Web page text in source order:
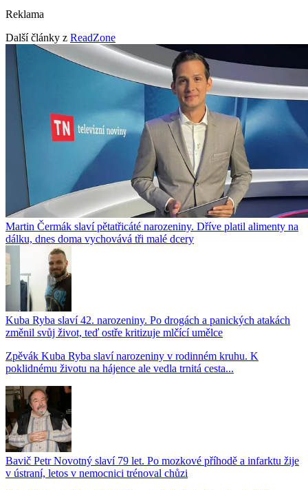
Reklama
Další články z ReadZone
Martin Čermák slaví pětatřicáté narozeniny. Dříve platil alimenty na
dálku, dnes doma vychovává tři malé dcery
Kuba Ryba slaví 42. narozeniny. Po drogách a panických atakách
změnil svůj život, teď ostře kritizuje mlčící umělce
Zpěvák Kuba Ryba slaví narozeniny v rodinném kruhu. K
poklidnému životu na hájence ale vedla trnitá cesta...
Bavič Petr Novotný slaví 79 let. Po mozkové příhodě a infarktu žije
v ústraní, letos v nemocnici trénoval chůzi